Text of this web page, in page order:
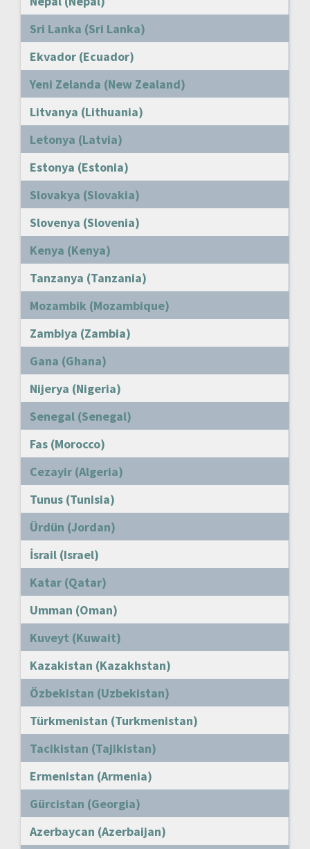
Sri Lanka (Sri Lanka)
Ekvador (Ecuador)
Yeni Zelanda (New Zealand)
Litvanya (Lithuania)
Letonya (Latvia)
Estonya (Estonia)
Slovakya (Slovakia)
Slovenya (Slovenia)
Kenya (Kenya)
Tanzanya (Tanzania)
Mozambik (Mozambique)
Zambiya (Zambia)
Gana (Ghana)
Nijerya (Nigeria)
Senegal (Senegal)
Fas (Morocco)
Cezayir (Algeria)
Tunus (Tunisia)
Ürdün (Jordan)
İsrail (Israel)
Katar (Qatar)
Umman (Oman)
Kuveyt (Kuwait)
Kazakistan (Kazakhstan)
Özbekistan (Uzbekistan)
Türkmenistan (Turkmenistan)
Tacikistan (Tajikistan)
Ermenistan (Armenia)
Gürcistan (Georgia)
Azerbaycan (Azerbaijan)